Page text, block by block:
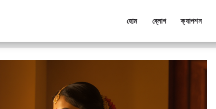
হোম ব্লোগ ক্যাপশন